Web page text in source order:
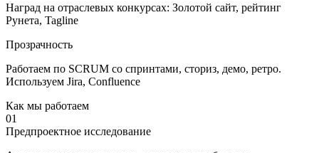
Наград на отраслевых конкурсах: Золотой сайт, рейтинг
Рунета, Tagline
Прозрачность
Работаем по SCRUM со спринтами, сториз, демо, ретро.
Используем Jira, Confluence
Как мы работаем
01
Предпроектное исследование